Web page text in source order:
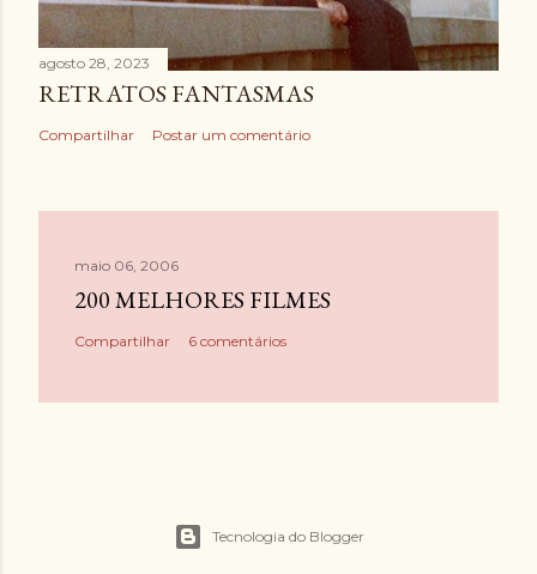
agosto 28, 2023
RETRATOS FANTASMAS
Compartilhar Postar um comentário
maio 06, 2006
200 MELHORES FILMES
Compartilhar 6 comentários
Tecnologia do Blogger